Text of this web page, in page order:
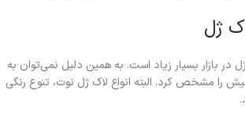
ژل
در بازار بسیار زیاد است. به همین دلیل نمی‌توان به
را مشخص کرد. البته انواع لاک ژل نوت، تنوع رنگی